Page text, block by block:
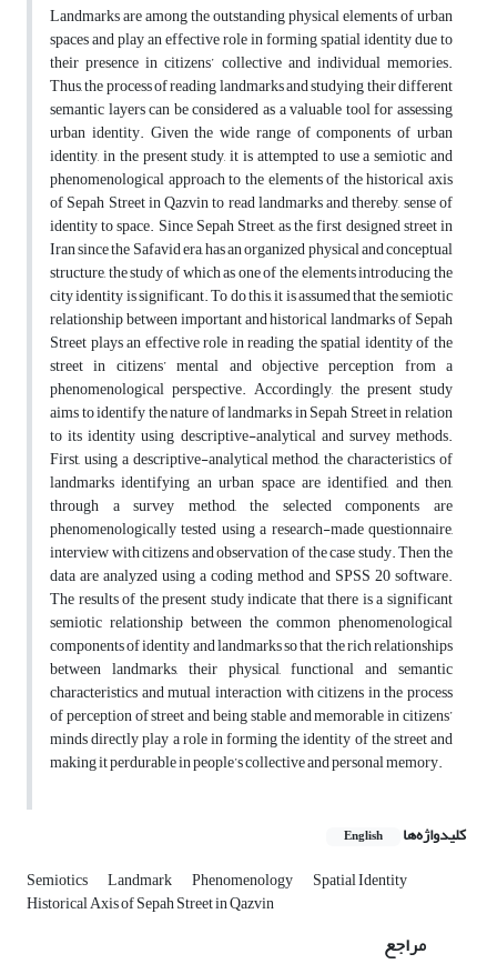
Landmarks are among the outstanding physical elements of urban
spaces and play an effective role in forming spatial identity due to
their presence in citizens’ collective and individual memories.
Thus, the process of reading landmarks and studying their different
semantic layers can be considered as a valuable tool for assessing
urban identity. Given the wide range of components of urban
identity, in the present study, it is attempted to use a semiotic and
phenomenological approach to the elements of the historical axis
of Sepah Street in Qazvin to read landmarks and thereby, sense of
identity to space. Since Sepah Street, as the first designed street in
Iran since the Safavid era, has an organized physical and conceptual
structure, the study of which as one of the elements introducing the
city identity is significant. To do this, it is assumed that the semiotic
relationship between important and historical landmarks of Sepah
Street plays an effective role in reading the spatial identity of the
street in citizens’ mental and objective perception from a
phenomenological perspective. Accordingly, the present study
aims to identify the nature of landmarks in Sepah Street in relation
to its identity using descriptive-analytical and survey methods.
First, using a descriptive-analytical method, the characteristics of
landmarks identifying an urban space are identified, and then,
through a survey method, the selected components are
phenomenologically tested using a research-made questionnaire,
interview with citizens and observation of the case study. Then the
data are analyzed using a coding method and SPSS 20 software.
The results of the present study indicate that there is a significant
semiotic relationship between the common phenomenological
components of identity and landmarks so that the rich relationships
between landmarks, their physical, functional and semantic
characteristics and mutual interaction with citizens in the process
of perception of street and being stable and memorable in citizens’
minds directly play a role in forming the identity of the street and
making it perdurable in people’s collective and personal memory.
کلیدواژه‌ها English
Semiotics Landmark Phenomenology Spatial Identity
Historical Axis of Sepah Street in Qazvin
مراجع